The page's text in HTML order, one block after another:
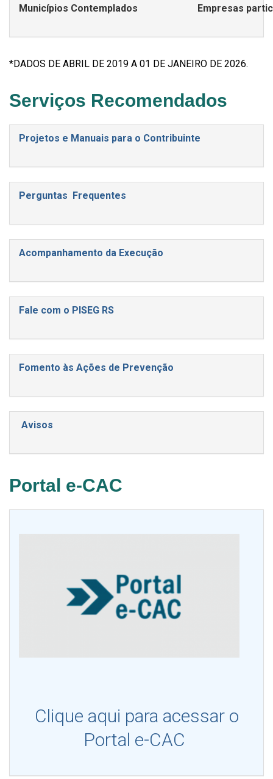
Municípios Contemplados Empresas
*DADOS DE ABRIL DE 2019 A 01 DE JANEIRO DE 2026.
Serviços Recomendados
Projetos e Manuais para o Contribuinte
Perguntas Frequentes
Acompanhamento da Execução
Fale com o PISEG RS
Fomento às Ações de Prevenção
Avisos
Portal e-CAC
Clique aqui para acessar o
Portal e-CAC